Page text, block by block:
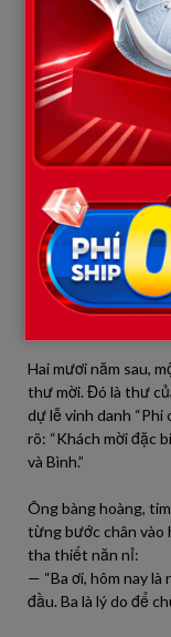
phận quyết định
Từ đó, hai chị em
nhọc nhưng vẫn cố
Ông hay ngồi ngoài
lòng vừa tự hào
hơn ba không?”
Năm tháng trôi
là cả hai cùng thi
phi công. Ngày
hồi lâu, rồi cười mà
cải, nhưng hai con
dưỡng bằng tất cả
Hai mươi năm sau,
thư mời. Đó là thư
dự lễ vinh danh “Phi
rõ: “Khách mời đặc
và Bình.”
Ông bàng hoàng,
từng bước chân vào
tha thiết năn nỉ:
— “Ba ơi, hôm nay là
đầu. Ba là lý do để